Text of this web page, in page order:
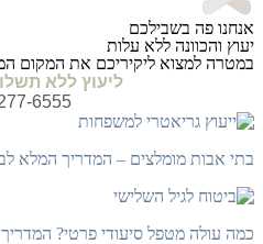
אנחנו פה בשבילכם
יעוץ והכוונה ללא עלות
במטרה למצוא ליקיריכם את המקום
ליעוץ ללא
6555
בתי אבות מומלצים – המדריך המלא
כמה עולה מטפל סיעודי פרטי? המדריך